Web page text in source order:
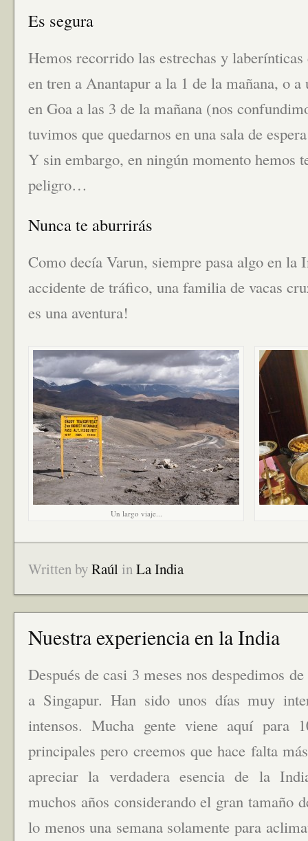
Es segura
Hemos recorrido las estrechas y
en tren a Anantapur a la 1 de la mañana, o
en Goa a las 3 de la mañana (nos
tuvimos que quedarnos en una sala de
Y sin embargo, en ningún momento hemos
peligro…
Nunca te aburrirás
Como decía Varun, siempre pasa algo en la
accidente de tráfico, una familia de vacas
es una aventura!
Un largo viaje...
Written byRaúl inLa India
Nuestra experiencia en la India
Después de casi 3 meses nos despedimos
a Singapur. Han sido unos días muy
intensos. Mucha gente viene aquí para
principales pero creemos que hace falta
apreciar la verdadera esencia de la
muchos años considerando el gran tamaño
lo menos una semana solamente para